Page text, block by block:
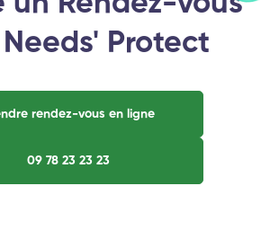
Protect
rendez-vous en ligne
09 78 23 23 23